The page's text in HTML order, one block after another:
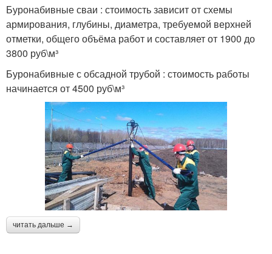
Буронабивные сваи : стоимость зависит от схемы
армирования, глубины, диаметра, требуемой верхней
отметки, общего объёма работ и составляет от 1900 до
3800 руб\м³
Буронабивные с обсадной трубой : стоимость работы
начинается от 4500 руб\м³
читать дальше →